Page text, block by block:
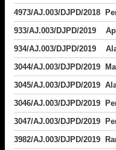
4973/AJ.003/DJPD/2018
933/AJ.003/DJPD/2019
934/AJ.003/DJPD/2019
3044/AJ.003/DJPD/2019
3045/AJ.003/DJPD/2019
3046/AJ.003/DJPD/2019
3047/AJ.003/DJPD/2019
3982/AJ.003/DJPD/2019